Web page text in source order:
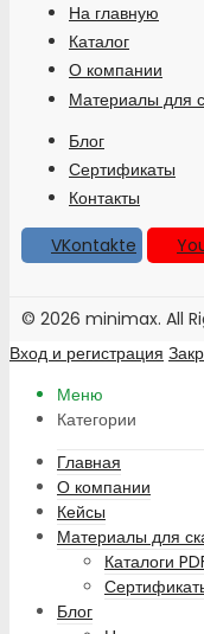
На главную
Каталог
О компании
Материалы для
Блог
Сертификаты
Контакты
VKontakte
© 2026 minimax. All
Вход и регистрация
Меню
Категории
Главная
О компании
Кейсы
Материалы для
Каталоги
Блог